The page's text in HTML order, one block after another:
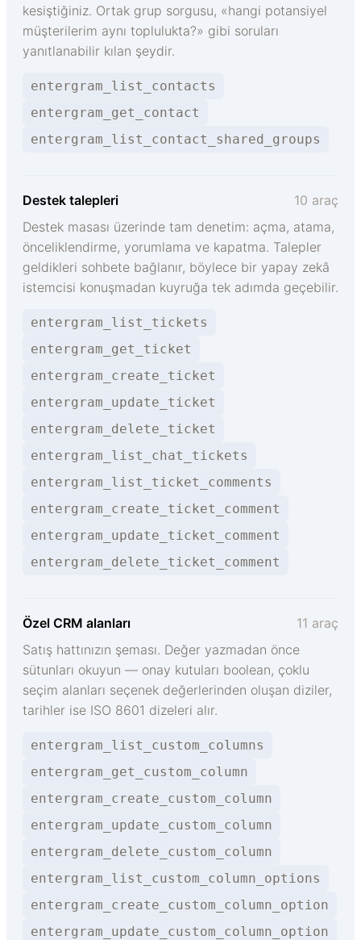
kesiştiğiniz. Ortak grup sorgusu, «hangi potansiyel
müşterilerim aynı toplulukta?» gibi soruları
yanıtlanabilir kılan şeydir.
entergram_list_contacts
entergram_get_contact
entergram_list_contact_shared_groups
Destek talepleri
10 araç
Destek masası üzerinde tam denetim: açma, atama,
önceliklendirme, yorumlama ve kapatma. Talepler
geldikleri sohbete bağlanır, böylece bir yapay zekâ
istemcisi konuşmadan kuyruğa tek adımda geçebilir.
entergram_list_tickets
entergram_get_ticket
entergram_create_ticket
entergram_update_ticket
entergram_delete_ticket
entergram_list_chat_tickets
entergram_list_ticket_comments
entergram_create_ticket_comment
entergram_update_ticket_comment
entergram_delete_ticket_comment
Özel CRM alanları
11 araç
Satış hattınızın şeması. Değer yazmadan önce
sütunları okuyun — onay kutuları boolean, çoklu
seçim alanları seçenek değerlerinden oluşan diziler,
tarihler ise ISO 8601 dizeleri alır.
entergram_list_custom_columns
entergram_get_custom_column
entergram_create_custom_column
entergram_update_custom_column
entergram_delete_custom_column
entergram_list_custom_column_options
entergram_create_custom_column_option
entergram_update_custom_column_option